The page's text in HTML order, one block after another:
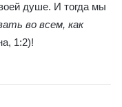
душе. И тогда мы
во всем, как
1:2)!